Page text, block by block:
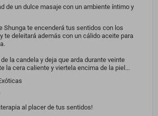
de un dulce masaje con un ambiente íntimo y
Shunga te encenderá tus sentidos con los
te deleitará además con un cálido aceite para
la candela y deja que arda durante veinte
la cera caliente y viertela encima de la piel...
al placer de tus sentidos!